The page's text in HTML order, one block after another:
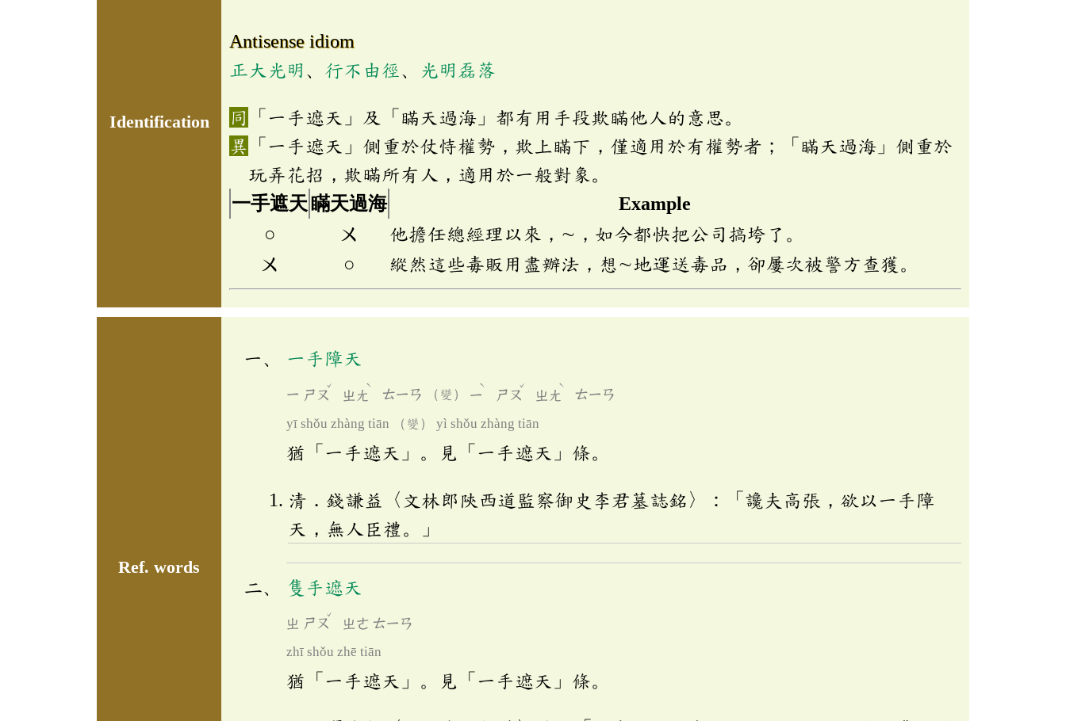
Identification
Antisense idiom
正大光明、 行不由徑、 光明磊落
「一手遮天」及「瞞天過海」都有用手段欺瞞他人的意思。
「一手遮天」側重於仗恃權勢，欺上瞞下，僅適用於有權勢者；「瞞天過海」側重於
玩弄花招，欺暪所有人，適用於一般對象。
一手遮天 瞞天過海
Example
○
ㄨ
他擔任總經理以來，∼，如今都快把公司搞垮了。
ㄨ
○ 縱然這些毒販用盡辦法，想∼地運送毒品，卻屢次被警方查獲。
Ref. words
一手障天
ㄧ ㄕㄡ
ˇ
ㄓㄤ
ˋ
ㄊㄧㄢ （變） ㄧ
ˋ
ㄕㄡ
ˇ
ㄓㄤ
ˋ
ㄊㄧㄢ
yī shǒu zhàng tiān （變） yì shǒu zhàng tiān
猶「一手遮天」。見「一手遮天」條。
清．錢謙益〈文林郎陝西道監察御史李君墓誌銘〉：「讒夫高張，欲以一手障
天，無人臣禮。」
隻手遮天
ㄓ ㄕㄡ
ˇ
ㄓㄜ ㄊㄧㄢ
zhī shǒu zhē tiān
猶「一手遮天」。見「一手遮天」條。